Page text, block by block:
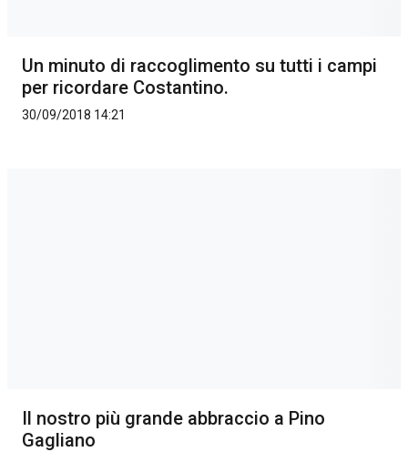
Un minuto di raccoglimento su tutti i campi
per ricordare Costantino.
30/09/2018 14:21
Il nostro più grande abbraccio a Pino
Gagliano